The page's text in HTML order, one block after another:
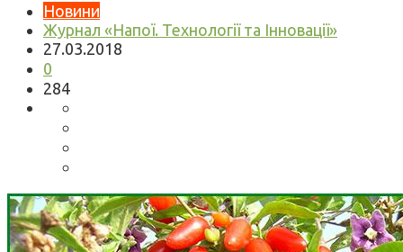
Новини
Журнал «Напої. Технології та Інновації»
27.03.2018
0
284